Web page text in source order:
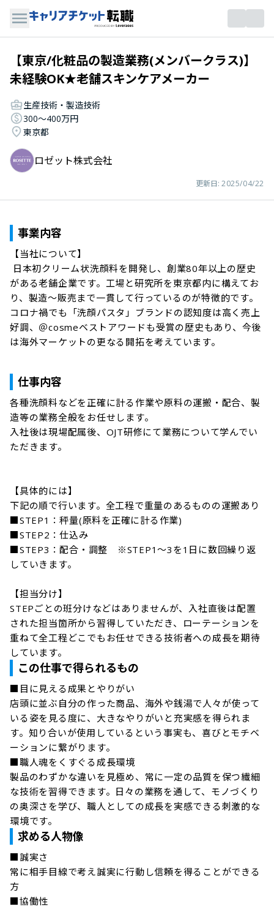
【東京/化粧品の製造業務(メンバークラス)】
未経験OK★老舗スキンケアメーカー
生産技術・製造技術
300〜400万円
東京都
ロゼット株式会社
更新日: 2025/04/22
事業内容
【当社について】
がある老舗企業です。工場と研究所を東京都内に構えてお
り、製造～販売まで一貫して行っているのが特徴的です。
コロナ禍でも「洗顔パスタ」ブランドの認知度は高く売上
好調、＠cosmeベストアワードも受賞の歴史もあり、今後
は海外マーケットの更なる開拓を考えています。
仕事内容
各種洗顔料などを正確に計る作業や原料の運搬・配合、製
造等の業務全般をお任せします。
入社後は現場配属後、OJT研修にて業務について学んでい
ただきます。
【具体的には】
下記の順で行います。全工程で重量のあるものの運搬あり
■STEP1：秤量(原料を正確に計る作業)
■STEP2：仕込み
■STEP3：配合・調整　※STEP1～3を1日に数回繰り返
していきます。
【担当分け】
STEPごとの班分けなどはありませんが、入社直後は配置
された担当箇所から習得していただき、ローテーションを
重ねて全工程どこでもお任せできる技術者への成長を期待
しています。
この仕事で得られるもの
■目に見える成果とやりがい
店頭に並ぶ自分の作った商品、海外や銭湯で人々が使って
いる姿を見る度に、大きなやりがいと充実感を得られま
す。知り合いが使用しているという事実も、喜びとモチベ
ーションに繋がります。
■職人魂をくすぐる成長環境
製品のわずかな違いを見極め、常に一定の品質を保つ繊細
な技術を習得できます。日々の業務を通して、モノづくり
の奥深さを学び、職人としての成長を実感できる刺激的な
環境です。
求める人物像
■誠実さ
常に相手目線で考え誠実に行動し信頼を得ることができる
方
■協働性